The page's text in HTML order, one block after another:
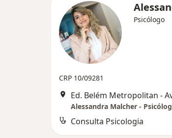
Psicólogo
CRP 10/09281
Alessandra Malcher -
Consulta Psicologia